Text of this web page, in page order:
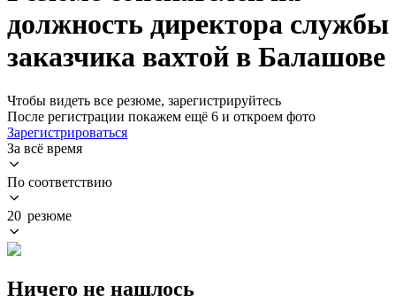
должность директора службы
заказчика вахтой в Балашове
Чтобы видеть все резюме, зарегистрируйтесь
После регистрации покажем ещё 6 и откроем фото
Зарегистрироваться
За всё время
По соответствию
20 резюме
Ничего не нашлось